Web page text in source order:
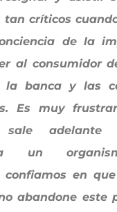
tan críticos
de la
al consumidor
la banca y las
Es muy
adelante
un
confiamos en
abandone este